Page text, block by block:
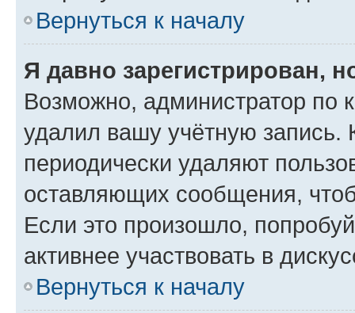
Вернуться к началу
Я давно зарегистрирован,
Возможно, администратор по
удалил вашу учётную запись.
периодически удаляют
оставляющих сообщения,
Если это произошло,
активнее участвовать в
Вернуться к началу